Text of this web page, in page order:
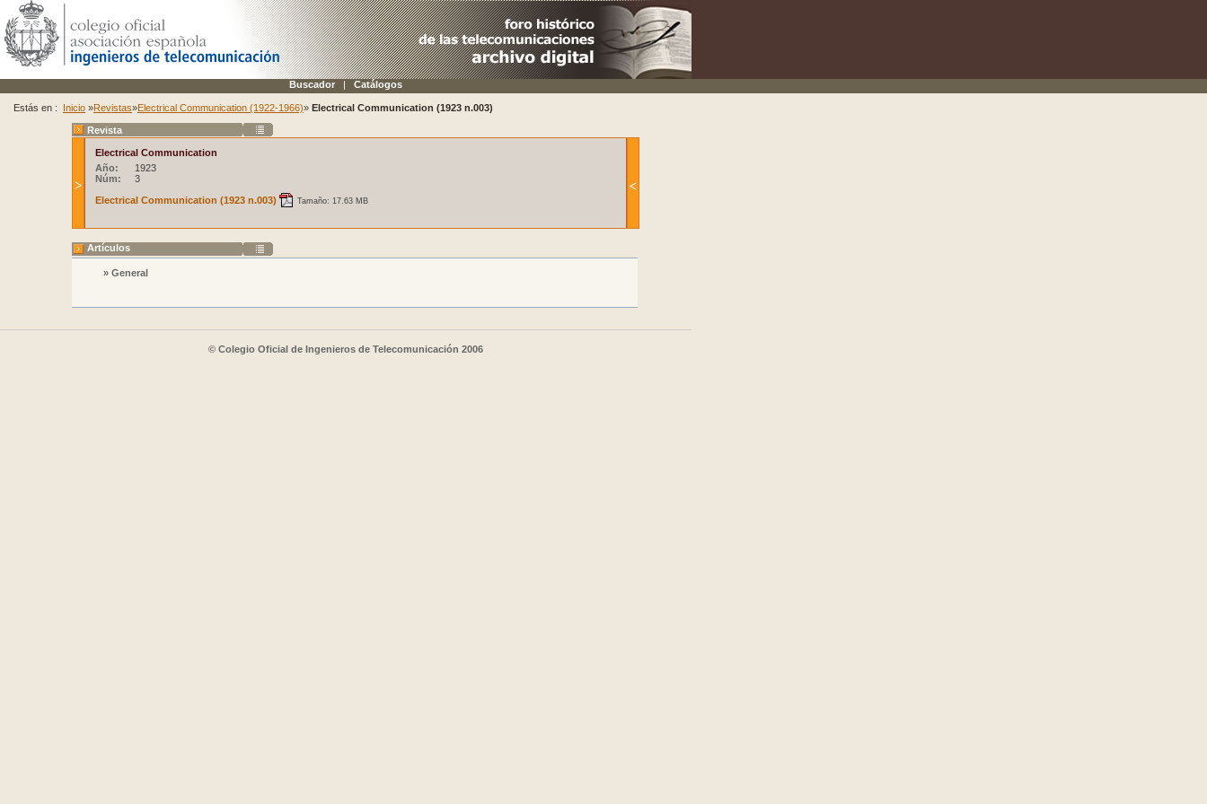
Buscador | Catálogos
Estás en : Inicio »Revistas»Electrical Communication (1922-1966)» Electrical Communication (1923 n.003)
Revista
Electrical Communication
Año: 1923
Núm: 3
Electrical Communication (1923 n.003)
Tamaño: 17.63 MB
Artículos
» General
© Colegio Oficial de Ingenieros de Telecomunicación 2006